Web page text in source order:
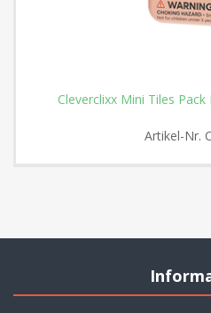
Cleverclixx Mini Tiles
Artikel-Nr.